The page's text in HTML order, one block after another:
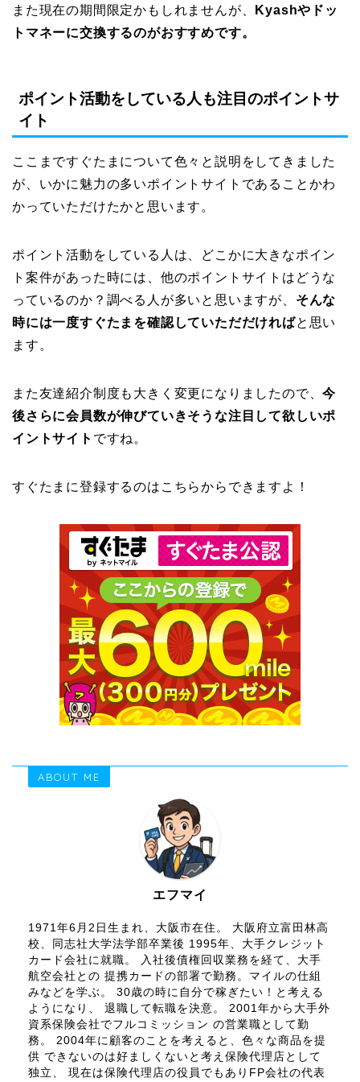
また現在の期間限定かもしれませんが、
Kyashやドッ
トマネーに交換するのがおすすめです。
ポイント活動をしている人も注目のポイントサ
イト
ここまですぐたまについて色々と説明をしてきました
が、いかに魅力の多いポイントサイトであることかわ
かっていただけたかと思います。
ポイント活動をしている人は、どこかに大きなポイン
ト案件があった時には、他のポイントサイトはどうな
っているのか？調べる人が多いと思いますが、 そんな
時には一度すぐたまを確認していただだければと思い
ます。
また友達紹介制度も大きく変更になりましたので、今
後さらに会員数が伸びていきそうな注目して欲しいポ
イントサイト ですね。
すぐたまに登録するのはこちらからできますよ！
ABOUT ME
エフマイ
1971年6月2日生まれ、大阪市在住。 大阪府立富田林高
校、同志社大学法学部卒業後 1995年、大手クレジット
カード会社に就職。 入社後債権回収業務を経て、大手
航空会社との 提携カードの部署で勤務。マイルの仕組
みなどを学ぶ。 30歳の時に自分で稼ぎたい！と考える
ようになり、 退職して転職を決意。 2001年から大手外
資系保険会社でフルコミッション の営業職として勤
務。 2004年に顧客のことを考えると、色々な商品を提
供 できないのは好ましくないと考え保険代理店として
独立、 現在は保険代理店の役員でもありFP会社の代表